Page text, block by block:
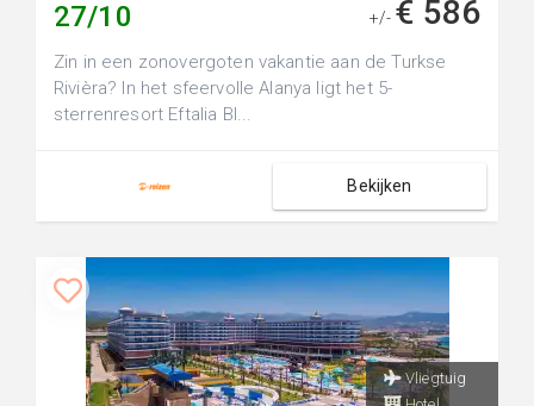
27/10 +/- € 586
Zin in een zonovergoten vakantie aan de Turkse
Rivièra? In het sfeervolle Alanya ligt het 5-
sterrenresort Eftalia Bl...
Bekijken
Vliegtuig